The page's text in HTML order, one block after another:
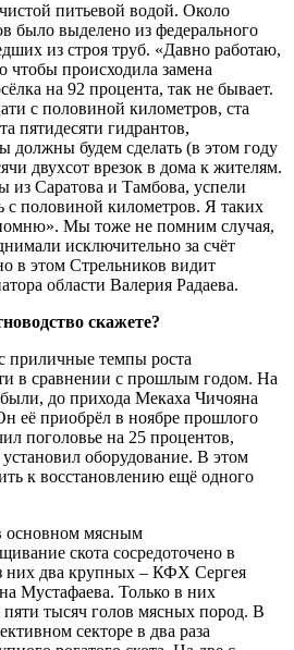
питьевой водой. Около
было выделено из федерального
из строя труб. «Давно работаю,
чтобы происходила замена
на 92 процента, так не бывает.
с половиной километров, ста
пятидесяти гидрантов,
должны будем сделать (в этом году
двухсот врезок в дома к жителям.
из Саратова и Тамбова, успели
с половиной километров. Я таких
Мы тоже не помним случая,
исключительно за счёт
в этом Стрельников видит
области Валерия Радаева.
скажете?
приличные темпы роста
в сравнении с прошлым годом. На
до прихода Мекаха Чичояна
её приобрёл в ноябре прошлого
поголовье на 25 процентов,
оборудование. В этом
к восстановлению ещё одного
основном мясным
скота сосредоточено в
них два крупных – КФХ Сергея
Мустафаева. Только в них
пяти тысяч голов мясных пород. В
секторе в два раза